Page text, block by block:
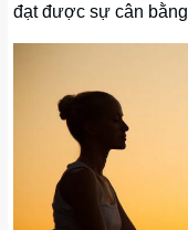
đạt được sự cân